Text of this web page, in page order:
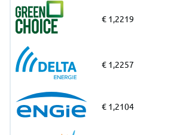
€ 1,2219
€ 1,2257
€ 1,2104